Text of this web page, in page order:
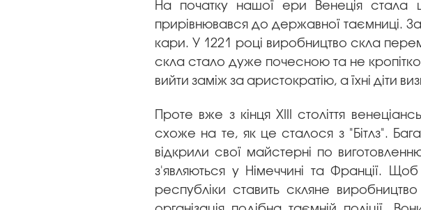
На початку нашої ери Венеція стала
прирівнювався до державної таємниці.
кари. У 1221 році виробництво скла
скла стало дуже почесною та не
вийти заміж за аристократію, а їхні діти
Проте вже з кінця XIII століття
схоже на те, як це сталося з "Бітлз".
відкрили свої майстерні по
з'являються у Німеччині та Франції.
республіки ставить скляне